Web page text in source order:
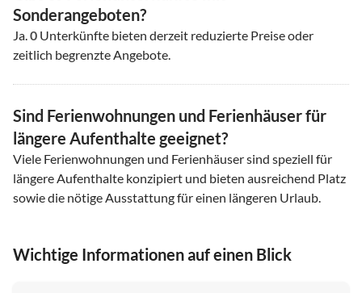
Sonderangeboten?
Ja.0 Unterkünfte bieten derzeit reduzierte Preise oder
zeitlich begrenzte Angebote.
Sind Ferienwohnungen und Ferienhäuser für
längere Aufenthalte geeignet?
Viele Ferienwohnungen und Ferienhäuser sind speziell für
längere Aufenthalte konzipiert und bieten ausreichend Platz
sowie die nötige Ausstattung für einen längeren Urlaub.
Wichtige Informationen auf einen Blick